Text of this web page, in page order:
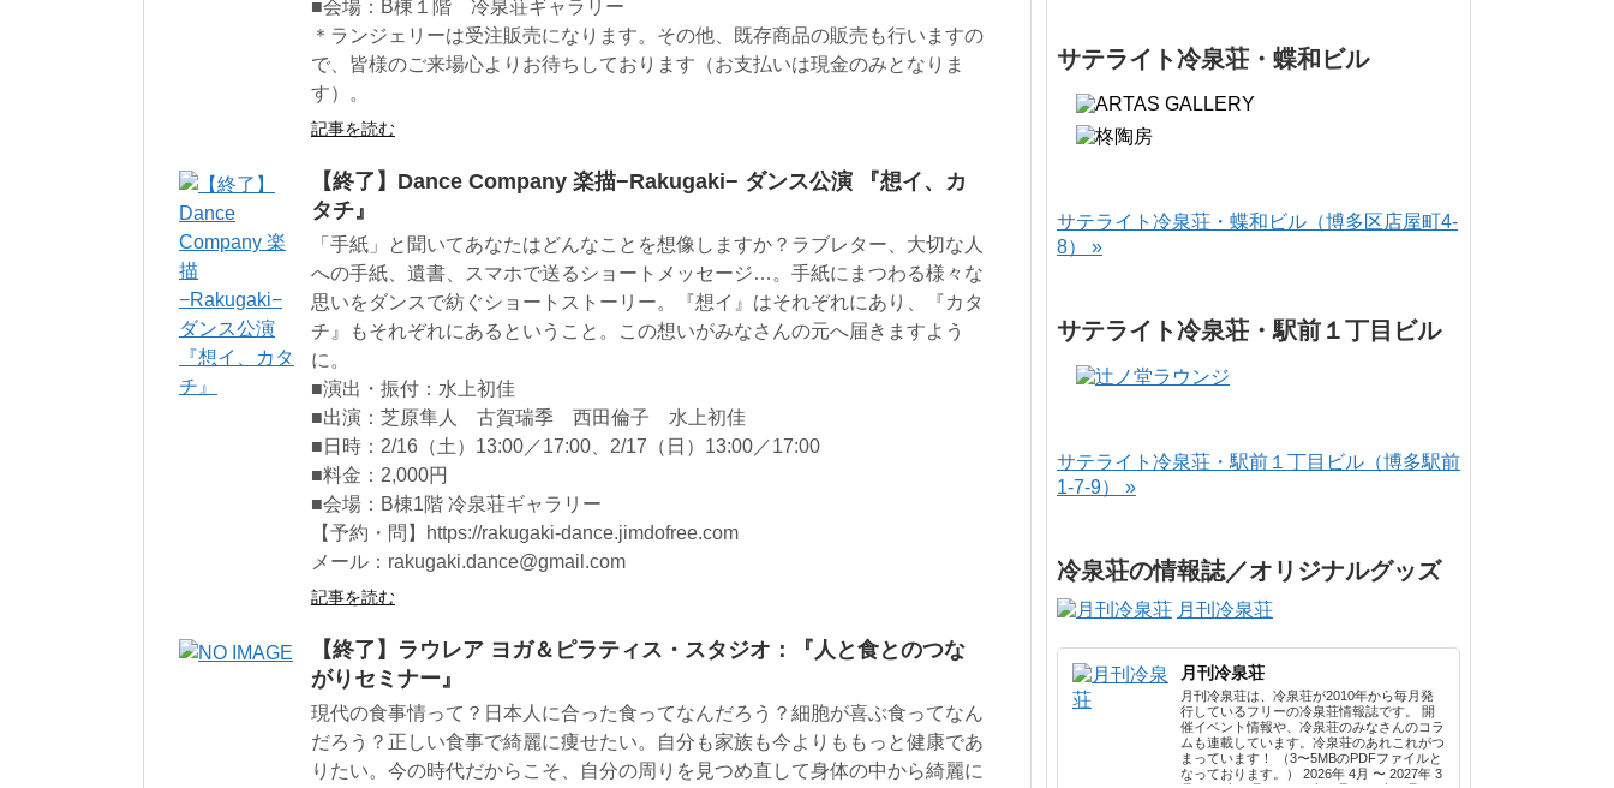
■会場：B棟１階 冷泉荘ギャラリー
＊ランジェリーは受注販売になります。その他、既存商品の販売も行いますの
で、皆様のご来場心よりお待ちしております（お支払いは現金のみとなりま
す）。
記事を読む
【終了】Dance Company 楽描−Rakugaki− ダンス公演 『想イ、カ
タチ』
「手紙」と聞いてあなたはどんなことを想像しますか？ラブレター、大切な人
への手紙、遺書、スマホで送るショートメッセージ…。手紙にまつわる様々な
思いをダンスで紡ぐショートストーリー。『想イ』はそれぞれにあり、『カタ
チ』もそれぞれにあるということ。この想いがみなさんの元へ届きますよう
に。
■演出・振付：水上初佳
■出演：芝原隼人 古賀瑞季 西田倫子 水上初佳
■日時：2/16（土）13:00／17:00、2/17（日）13:00／17:00
■料金：2,000円
■会場：B棟1階 冷泉荘ギャラリー
【予約・問】https://rakugaki-dance.jimdofree.com
メール：rakugaki.dance@gmail.com
記事を読む
【終了】ラウレア ヨガ＆ピラティス・スタジオ：『人と食とのつな
がりセミナー』
現代の食事情って？日本人に合った食ってなんだろう？細胞が喜ぶ食ってなん
だろう？正しい食事で綺麗に痩せたい。自分も家族も今よりももっと健康であ
りたい。今の時代だからこそ、自分の周りを見つめ直して身体の中から綺麗に
サテライト冷泉荘・蝶和ビル
サテライト冷泉荘・蝶和ビル（博多区店屋町4-
8） »
サテライト冷泉荘・駅前１丁目ビル
サテライト冷泉荘・駅前１丁目ビル（博多駅前
1-7-9） »
冷泉荘の情報誌／オリジナルグッズ
月刊冷泉荘
月刊冷泉荘
月刊冷泉荘は、冷泉荘が2010年から毎月発
行しているフリーの冷泉荘情報誌です。 開
催イベント情報や、冷泉荘のみなさんのコラ
ムも連載しています。冷泉荘のあれこれがつ
まっています！ （3〜5MBのPDFファイルと
なっております。） 2026年 4月 〜 2027年 3